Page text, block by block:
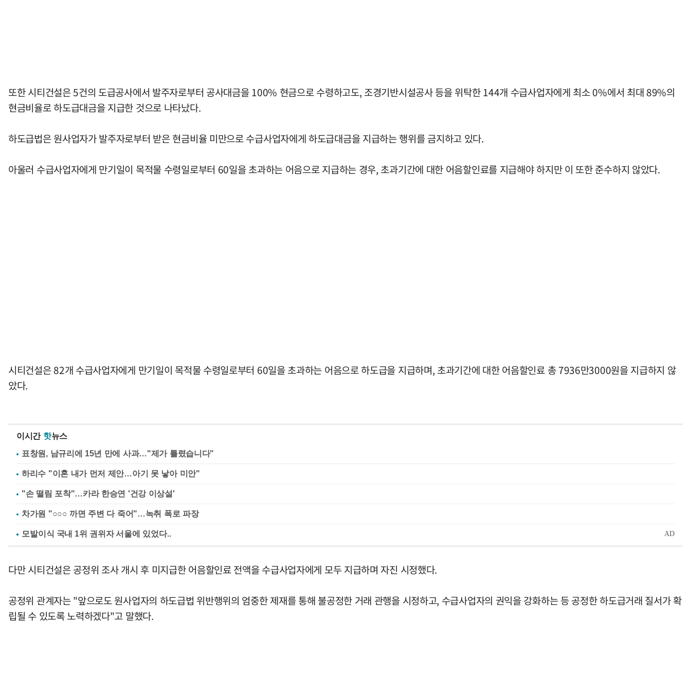
또한 시티건설은 5건의 도급공사에서 발주자로부터 공사대금을 100% 현금으로 수령하고도, 조경기반시설공사 등을 위탁한 144개 수급사업자에게 최소 0%에서 최대 89%의
현금비율로 하도급대금을 지급한 것으로 나타났다.
하도급법은 원사업자가 발주자로부터 받은 현금비율 미만으로 수급사업자에게 하도급대금을 지급하는 행위를 금지하고 있다.
아울러 수급사업자에게 만기일이 목적물 수령일로부터 60일을 초과하는 어음으로 지급하는 경우, 초과기간에 대한 어음할인료를 지급해야 하지만 이 또한 준수하지 않았다.
시티건설은 82개 수급사업자에게 만기일이 목적물 수령일로부터 60일을 초과하는 어음으로 하도급을 지급하며, 초과기간에 대한 어음할인료 총 7936만3000원을 지급하지 않
았다.
이시간 핫뉴스
표창원, 남규리에 15년 만에 사과…"제가 틀렸습니다"
하리수 "이혼 내가 먼저 제안…아기 못 낳아 미안"
"손 떨림 포착"…카라 한승연 '건강 이상설'
차가원 "○○○ 까면 주변 다 죽어"…녹취 폭로 파장
다만 시티건설은 공정위 조사 개시 후 미지급한 어음할인료 전액을 수급사업자에게 모두 지급하며 자진 시정했다.
공정위 관계자는 "앞으로도 원사업자의 하도급법 위반행위의 엄중한 제재를 통해 불공정한 거래 관행을 시정하고, 수급사업자의 권익을 강화하는 등 공정한 하도급거래 질서가 확
립될 수 있도록 노력하겠다"고 말했다.